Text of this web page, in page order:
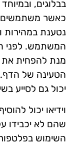
בבלוגים,
כאשר משתמשים
נטענת במהירות
המשתמש. לפני
מנת להפחית את
יכול גם לסייע
וידיאו יכול
שהם לא יכבידו